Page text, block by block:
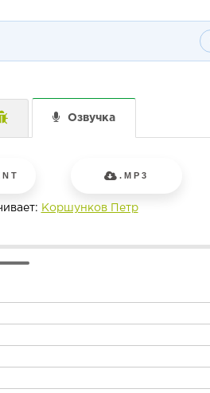
Озвучка
.MP3
Коршунков Петр